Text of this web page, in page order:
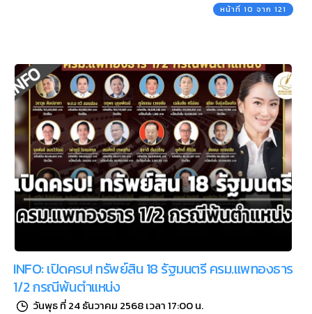
หน้าที่ 10 จาก 121
INFO: เปิดครบ! ทรัพย์สิน 18 รัฐมนตรี ครม.แพทองธาร
1/2 กรณีพ้นตำแหน่ง
วันพุธ ที่ 24 ธันวาคม 2568 เวลา 17:00 น.